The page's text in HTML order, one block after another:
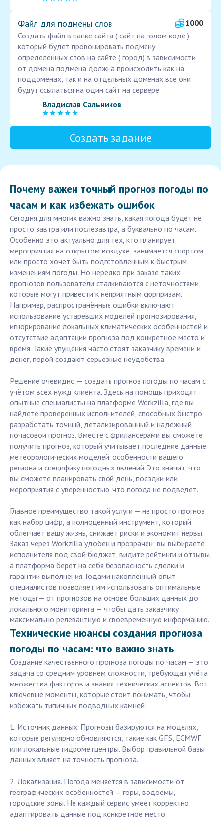
Файл для подмены слов
1000
Создать файл в папке сайта ( сайт на голом коде )
который будет провоцировать подмену
определенных слов на сайте ( город) в зависимости
от домена подмена должна происходить как на
поддоменах, так и на отдельных доменах все они
будут ссылаться на один сайт на сервере
Владислав Сальников
Создать задание
Почему важен точный прогноз погоды по
часам и как избежать ошибок
Сегодня для многих важно знать, какая погода будет не
просто завтра или послезавтра, а буквально по часам.
Особенно это актуально для тех, кто планирует
мероприятия на открытом воздухе, занимается спортом
или просто хочет быть подготовленным к быстрым
изменениям погоды. Но нередко при заказе таких
прогнозов пользователи сталкиваются с неточностями,
которые могут привести к неприятным сюрпризам.
Например, распространённые ошибки включают
использование устаревших моделей прогнозирования,
игнорирование локальных климатических особенностей и
отсутствие адаптации прогноза под конкретное место и
время. Такие упущения часто стоят заказчику времени и
денег, порой создают серьезные неудобства.
Решение очевидно — создать прогноз погоды по часам с
учётом всех нужд клиента. Здесь на помощь приходят
опытные специалисты на платформе Workzilla, где вы
найдёте проверенных исполнителей, способных быстро
разработать точный, детализированный и надёжный
почасовой прогноз. Вместе с фрилансерами вы сможете
получить прогноз, который учитывает последние данные
метеорологических моделей, особенности вашего
региона и специфику погодных явлений. Это значит, что
вы сможете планировать свой день, поездки или
мероприятия с уверенностью, что погода не подведёт.
Главное преимущество такой услуги — не просто прогноз
как набор цифр, а полноценный инструмент, который
облегчает вашу жизнь, снижает риски и экономит нервы.
Заказ через Workzilla удобен и прозрачен: вы выбираете
исполнителя под свой бюджет, видите рейтинги и отзывы,
а платформа берёт на себя безопасность сделки и
гарантии выполнения. Годами накопленный опыт
специалистов позволяет им использовать оптимальные
методы — от прогнозов на основе больших данных до
локального мониторинга — чтобы дать заказчику
максимально релевантную и своевременную информацию.
Технические нюансы создания прогноза
погоды по часам: что важно знать
Создание качественного прогноза погоды по часам — это
задача со средним уровнем сложности, требующая учёта
множества факторов и знания технических аспектов. Вот
ключевые моменты, которые стоит понимать, чтобы
избежать типичных подводных камней:
1. Источник данных. Прогнозы базируются на моделях,
которые регулярно обновляются, такие как GFS, ECMWF
или локальные гидрометцентры. Выбор правильной базы
данных влияет на точность прогноза.
2. Локализация. Погода меняется в зависимости от
географических особенностей — горы, водоёмы,
городские зоны. Не каждый сервис умеет корректно
адаптировать данные под конкретное место.